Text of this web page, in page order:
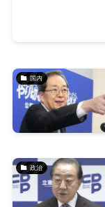
国内
政治